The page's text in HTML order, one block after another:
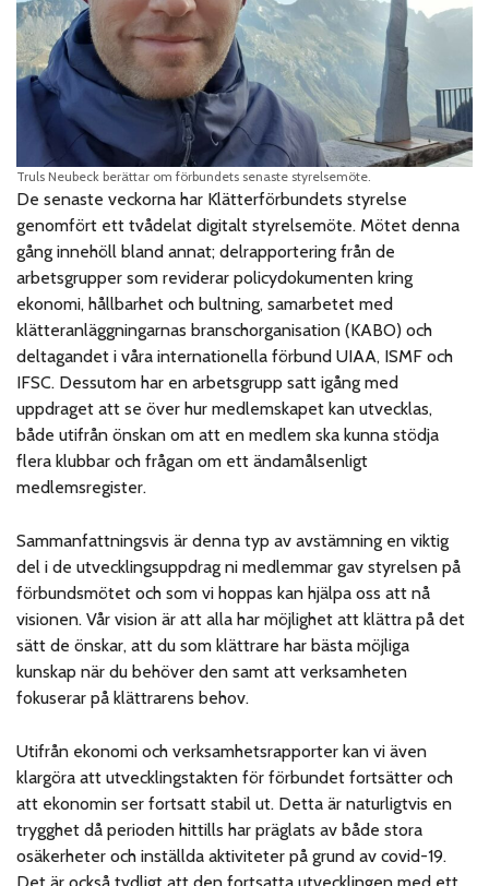
Truls Neubeck berättar om förbundets senaste styrelsemöte.
De senaste veckorna har Klätterförbundets styrelse
genomfört ett tvådelat digitalt styrelsemöte. Mötet denna
gång innehöll bland annat; delrapportering från de
arbetsgrupper som reviderar policydokumenten kring
ekonomi, hållbarhet och bultning, samarbetet med
klätteranläggningarnas branschorganisation (KABO) och
deltagandet i våra internationella förbund UIAA, ISMF och
IFSC. Dessutom har en arbetsgrupp satt igång med
uppdraget att se över hur medlemskapet kan utvecklas,
både utifrån önskan om att en medlem ska kunna stödja
flera klubbar och frågan om ett ändamålsenligt
medlemsregister.
Sammanfattningsvis är denna typ av avstämning en viktig
del i de utvecklingsuppdrag ni medlemmar gav styrelsen på
förbundsmötet och som vi hoppas kan hjälpa oss att nå
visionen. Vår vision är att alla har möjlighet att klättra på det
sätt de önskar, att du som klättrare har bästa möjliga
kunskap när du behöver den samt att verksamheten
fokuserar på klättrarens behov.
Utifrån ekonomi och verksamhetsrapporter kan vi även
klargöra att utvecklingstakten för förbundet fortsätter och
att ekonomin ser fortsatt stabil ut. Detta är naturligtvis en
trygghet då perioden hittills har präglats av både stora
osäkerheter och inställda aktiviteter på grund av covid-19.